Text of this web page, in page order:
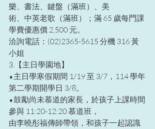
樂、書法、鍵盤（滿班）、美
術、中英老歌（滿班）；滿 65 歲每門課
學費優惠價 2,500 元。
洽詢電話：(02)2365-5615 分機 316 黃
小姐
3.【主日學園地】
⬧主日學寒假期間 1/19 至 3/7，114 學年
第二學期開學日 3/8。
⬧鼓勵尚未慕道的家長，於孩子上課時間
參與 11:20-12:20 慕道班，
由李曉彤福傳師帶領，和孩子一起認識